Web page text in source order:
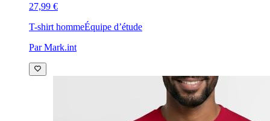
27,99 €
T-shirt hommeÉquipe d’étude
Par Mark.int